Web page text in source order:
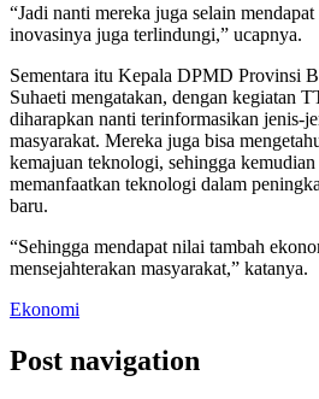
“Jadi nanti mereka juga selain
inovasinya juga terlindungi,” ucapnya.
Sementara itu Kepala DPMD Provinsi
Suhaeti mengatakan, dengan kegiatan
diharapkan nanti terinformasikan jenis-
masyarakat. Mereka juga bisa
kemajuan teknologi, sehingga
memanfaatkan teknologi dalam
baru.
“Sehingga mendapat nilai tambah
mensejahterakan masyarakat,” katanya.
Ekonomi
Post navigation